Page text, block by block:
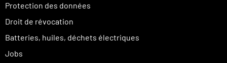
Protection des données
Droit de révocation
Batteries, huiles, déchets électriques
Jobs